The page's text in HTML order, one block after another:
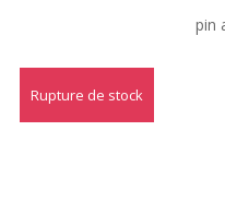
pin
Rupture de stock